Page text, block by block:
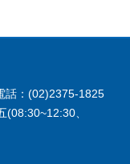
話：(02)2375-1825
(08:30~12:30、